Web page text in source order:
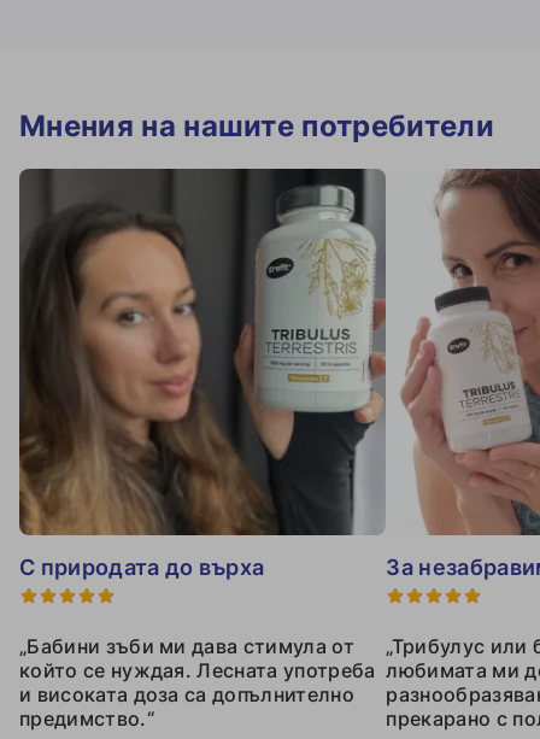
Мнения на нашите потребители
С природата до върха
„Бабини зъби ми дава стимула от
който се нуждая. Лесната употреба
и високата доза са допълнително
предимство.“
За
„Трибулус или
любимата ми
прекарано с